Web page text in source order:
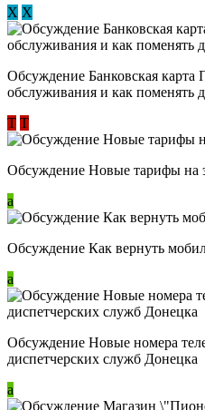
Х Х
Обсуждение ​Банковская
обслуживания и как поменять
Т Т
Обсуждение Новые тарифы на
a
Обсуждение Как вернуть
a
Обсуждение Новые номера
диспетчерских служб Донецка
a